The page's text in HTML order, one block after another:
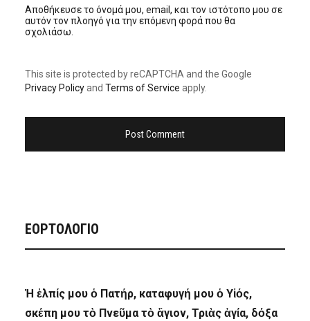
Αποθήκευσε το όνομά μου, email, και τον ιστότοπο μου σε
αυτόν τον πλοηγό για την επόμενη φορά που θα
σχολιάσω.
This site is protected by reCAPTCHA and the Google
Privacy Policyand Terms of Service apply.
ΕΟΡΤΟΛΟΓΙΟ
Ἡ ἐλπίς μου ὁ Πατήρ, καταφυγή μου ὁ Υἱός,
σκέπη μου τὸ Πνεῦμα τὸ ἅγιον, Τριὰς ἁγία, δόξα